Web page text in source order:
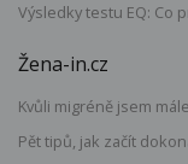
Výsledky testu EQ: Co
Žena-in.cz
Kvůli migréně jsem
Pět tipů, jak začít